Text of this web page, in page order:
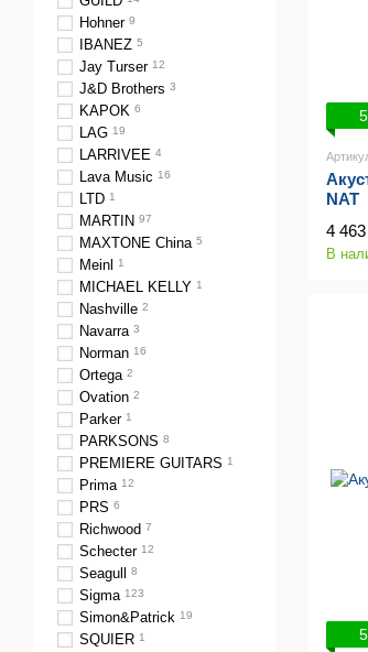
5
NAT
4 463
В
5
Hohner 9
IBANEZ 5
Jay Turser 12
J&D Brothers 3
KAPOK 6
LAG 19
LARRIVEE 4
Lava Music 16
LTD 1
MARTIN 97
MAXTONE China 5
Meinl 1
MICHAEL KELLY 1
Nashville 2
Navarra 3
Norman 16
Ortega 2
Ovation 2
Parker 1
PARKSONS 8
PREMIERE GUITARS 1
Prima 12
PRS 6
Richwood 7
Schecter 12
Seagull 8
Sigma 123
Simon&Patrick 19
SQUIER 1